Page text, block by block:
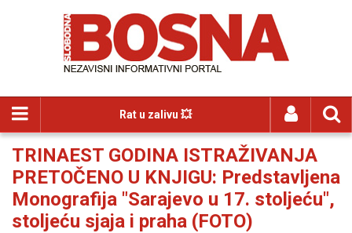
Rat u zalivu 💥
TRINAEST GODINA ISTRAŽIVANJA
PRETOČENO U KNJIGU: Predstavljena
Monografija "Sarajevo u 17. stoljeću",
stoljeću sjaja i praha (FOTO)